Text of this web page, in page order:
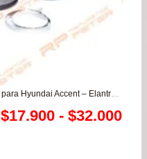
PROMO RP – Junta de homocinética para Hyundai Accent – Elantra – Excel / Mitsubishi Lancer
$17.900 - $32.000